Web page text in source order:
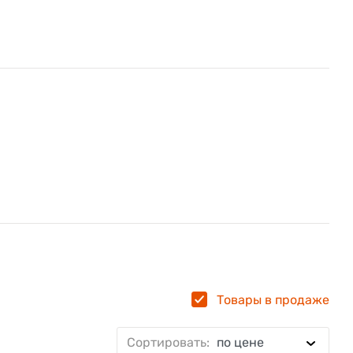
Товары в продаже
Сортировать: по цене